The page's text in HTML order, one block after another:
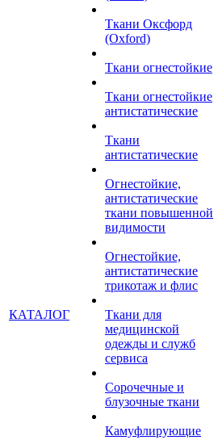
КАТАЛОГ
Ткани Оксфорд
(Oxford)
Ткани огнестойкие
Ткани огнестойкие
антистатические
Ткани
антистатические
Огнестойкие,
антистатические
ткани повышенной
видимости
Огнестойкие,
антистатические
трикотаж и флис
Ткани для
медицинской
одежды и служб
сервиса
Сорочечные и
блузочные ткани
Камуфлирующие